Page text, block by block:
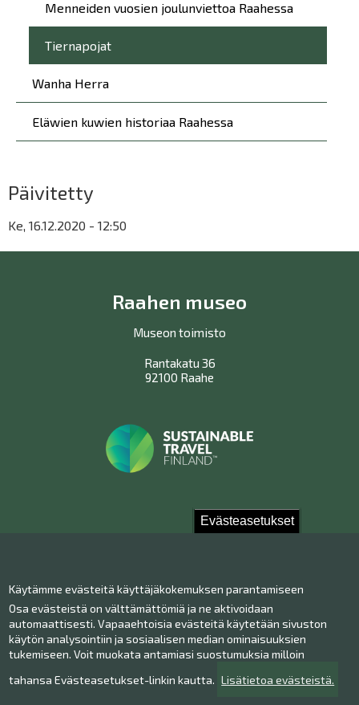
Evästeasetukset
Käytämme evästeitä käyttäjäkokemuksen parantamiseen
Osa evästeistä on välttämättömiä ja ne aktivoidaan
automaattisesti. Vapaaehtoisia evästeitä käytetään sivuston
käytön analysointiin ja sosiaalisen median ominaisuuksien
tukemiseen. Voit muokata antamiasi suostumuksia milloin
tahansa Evästeasetukset-linkin kautta. Lisätietoa evästeistä.
Menneiden vuosien joulunviettoa Raahessa
Tiernapojat
Wanha Herra
Eläwien kuwien historiaa Raahessa
Päivitetty
Ke, 16.12.2020 - 12:50
Raahen museo
Museon toimisto
Rantakatu 36
92100 Raahe
Yhteystiedot
Henkilökunta
Anna palautetta
Museo Facebookissa
Museo Instagramissa